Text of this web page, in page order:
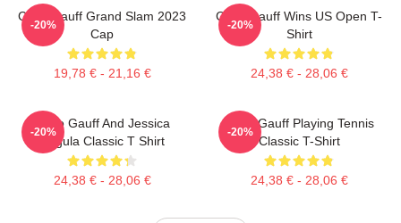
Coco Gauff Grand Slam 2023
Cap
19,78 € - 21,16 €
-20%
Coco Gauff Wins US Open T-
Shirt
24,38 € - 28,06 €
-20%
Coco Gauff And Jessica
Pegula Classic T Shirt
24,38 € - 28,06 €
-20%
Coco Gauff Playing Tennis
Classic T-Shirt
24,38 € - 28,06 €
-20%